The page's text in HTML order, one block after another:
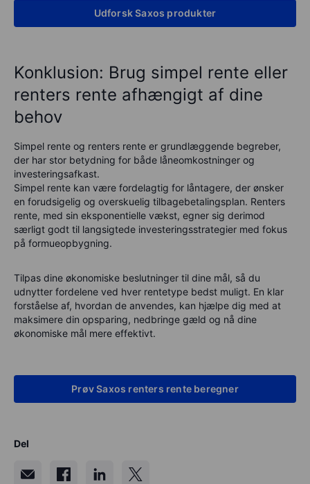
Udforsk Saxos produkter
Konklusion: Brug simpel rente eller
renters rente afhængigt af dine
behov
Simpel rente og renters rente er grundlæggende begreber,
der har stor betydning for både låneomkostninger og
investeringsafkast.
Simpel rente kan være fordelagtig for låntagere, der ønsker
en forudsigelig og overskuelig tilbagebetalingsplan. Renters
rente, med sin eksponentielle vækst, egner sig derimod
særligt godt til langsigtede investeringsstrategier med fokus
på formueopbygning.
Tilpas dine økonomiske beslutninger til dine mål, så du
udnytter fordelene ved hver rentetype bedst muligt. En klar
forståelse af, hvordan de anvendes, kan hjælpe dig med at
maksimere din opsparing, nedbringe gæld og nå dine
økonomiske mål mere effektivt.
Prøv Saxos renters rente beregner
Del